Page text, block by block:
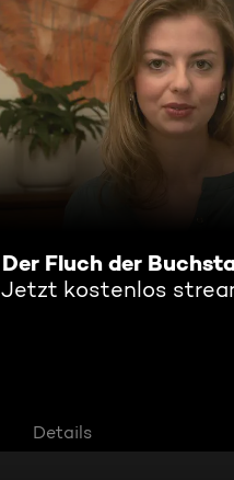
Der Fluch der
Jetzt kostenlos
Details